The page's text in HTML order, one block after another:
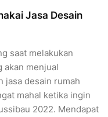
Jasa Desain
saat melakukan
akan menjual
jasa desain rumah
mahal ketika ingin
2022. Mendapat